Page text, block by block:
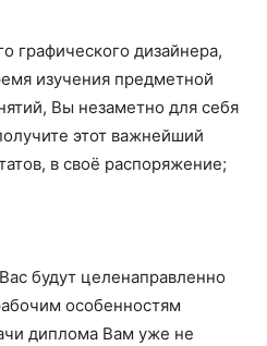
графического дизайнера,
изучения предметной
Вы незаметно для себя
этот важнейший
в своё распоряжение;
будут целенаправленно
особенностям
диплома Вам уже не